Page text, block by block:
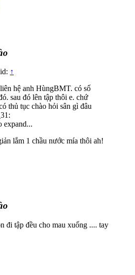
↑
hệ anh HùngBMT. có số
sau đó lên tập thôi e. chứ
thủ tục chào hỏi sân gì đâu
expand...
lắm 1 chầu nước mía thôi ah!
đi tập đều cho mau xuống .... tay